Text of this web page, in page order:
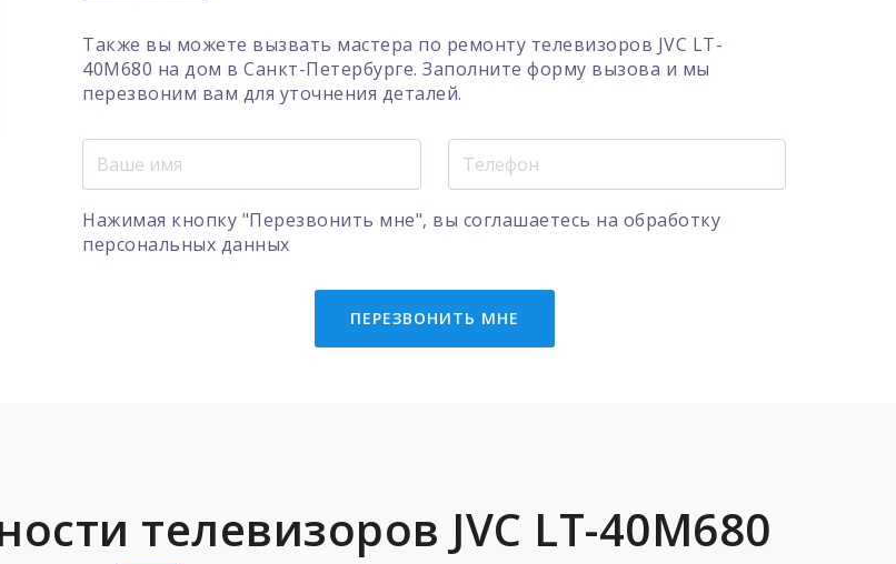
Также вы можете вызвать мастера по ремонту телевизоров JVC LT-
40M680 на дом в Санкт-Петербурге. Заполните форму вызова и мы
перезвоним вам для уточнения деталей.
Нажимая кнопку "Перезвонить мне", вы соглашаетесь на обработку
персональных данных
ПЕРЕЗВОНИТЬ МНЕ
телевизоров JVC LT-40M680